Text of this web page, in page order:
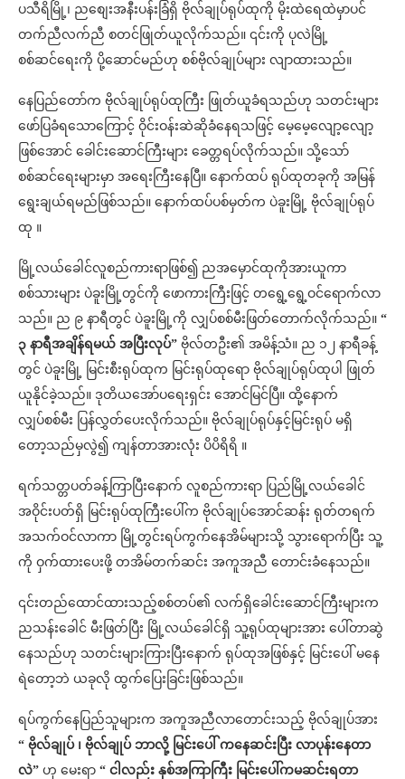
ပသီရိမြို့၊ ညစျေးအနီးပန်းခြံရှိ ဗိုလ်ချုပ်ရုပ်ထုကို မိုးထဲရေထဲမှာပင်
တက်ညီလက်ညီ စတင်ဖြုတ်ယူလိုက်သည်။ ၎င်းကို ပုလဲမြို့
စစ်ဆင်ရေးကို ပို့ဆောင်မည်ဟု စစ်ဗိုလ်ချုပ်များ လျာထားသည်။
နေပြည်တော်က ဗိုလ်ချုပ်ရုပ်ထုကြီး ဖြုတ်ယူခံရသည်ဟု သတင်းများ
ဖော်ပြခံရသောကြောင့် ဝိုင်းဝန်းဆဲဆိုခံနေရသဖြင့် မေ့မေ့လျော့လျော့
ဖြစ်အောင် ခေါင်းဆောင်ကြီးများ ခေတ္တရပ်လိုက်သည်။ သို့သော်
စစ်ဆင်ရေးများမှာ အရေးကြီးနေပြီ။ နောက်ထပ် ရုပ်ထုတခုကို အမြန်
ရွေးချယ်ရမည်ဖြစ်သည်။ နောက်ထပ်ပစ်မှတ်က ပဲခူးမြို့ ဗိုလ်ချုပ်ရုပ်
ထု ။
မြို့လယ်ခေါင်လူစည်ကားရာဖြစ်၍ ညအမှောင်ထုကိုအားယူကာ
စစ်သားများ ပဲခူးမြို့တွင်ကို ဖောကားကြီးဖြင့် တရွေ့ရွေ့ဝင်ရောက်လာ
သည်။ ည ၉ နာရီတွင် ပဲခူးမြို့ကို လျှပ်စစ်မီးဖြတ်တောက်လိုက်သည်။ “
၃ နာရီအချိန်ရမယ် အပြီးလုပ်” ဗိုလ်တဦး၏ အမိန့်သံ။ ည ၁၂ နာရီခန့်
တွင် ပဲခူးမြို့ မြင်းစီးရုပ်ထုက မြင်းရုပ်ထုရော ဗိုလ်ချုပ်ရုပ်ထုပါ ဖြုတ်
ယူနိုင်ခဲ့သည်။ ဒုတိယအော်ပရေးရှင်း အောင်မြင်ပြီ။ ထို့နောက်
လျှပ်စစ်မီး ပြန်လွှတ်ပေးလိုက်သည်။ ဗိုလ်ချုပ်ရုပ်နှင့်မြင်းရုပ် မရှိ
တော့သည်မှလွဲ၍ ကျန်တာအားလုံး ပိပိရိရိ ။
ရက်သတ္တပတ်ခန့်ကြာပြီးနောက် လူစည်ကားရာ ပြည်မြို့လယ်ခေါင်
အဝိုင်းပတ်ရှိ မြင်းရုပ်ထုကြီးပေါ်က ဗိုလ်ချုပ်အောင်ဆန်း ရုတ်တရက်
အသက်ဝင်လာကာ မြို့တွင်းရပ်ကွက်နေအိမ်များသို့ သွားရောက်ပြီး သူ့
ကို ဝှက်ထားပေးဖို့ တအိမ်တက်ဆင်း အကူအညီ တောင်းခံနေသည်။
၎င်းတည်ထောင်ထားသည့်စစ်တပ်၏ လက်ရှိခေါင်းဆောင်ကြီးများက
ညသန်းခေါင် မီးဖြတ်ပြီး မြို့လယ်ခေါင်ရှိ သူ့ရုပ်ထုများအား ပေါ်တာဆွဲ
နေသည်ဟု သတင်းများကြားပြီးနောက် ရုပ်ထုအဖြစ်နှင့် မြင်းပေါ် မနေ
ရဲတော့ဘဲ ယခုလို ထွက်ပြေးခြင်းဖြစ်သည်။
ရပ်ကွက်နေပြည်သူများက အကူအညီလာတောင်းသည့် ဗိုလ်ချုပ်အား
“ ဗိုလ်ချုပ် ၊ ဗိုလ်ချုပ် ဘာလို့ မြင်းပေါ် ကနေဆင်းပြီး လာပုန်းနေတာ
လဲ” ဟု မေးရာ “ ငါလည်း နှစ်အကြာကြီး မြင်းပေါ်ကမဆင်းရတာ